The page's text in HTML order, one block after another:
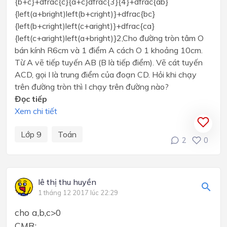
{left(a+bright)left(b+cright)}+dfrac{bc}
{left(b+cright)left(c+aright)}+dfrac{ca}
{left(c+aright)left(a+bright)}2,Cho đường tròn tâm O
bán kính R6cm và 1 điểm A cách O 1 khoảng 10cm.
Từ A vẽ tiếp tuyến AB (B là tiếp điểm). Vẽ cát tuyến
ACD, gọi I là trung điểm của đoạn CD. Hỏi khi chạy
trên đường tròn thì I chạy trên đường nào?
Đọc tiếp
Xem chi tiết
Lớp 9 Toán
2 0
lê thị thu huyền
1 tháng 12 2017 lúc 22:29
cho a,b,c>0